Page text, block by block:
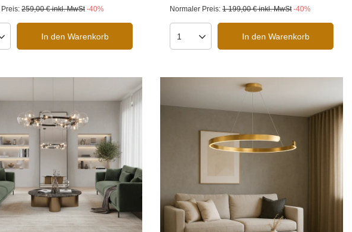
259,00 €inkl. MwSt -40%
In den Warenkorb
Normaler Preis: 1 199,00 €inkl. MwSt -40%
In den Warenkorb